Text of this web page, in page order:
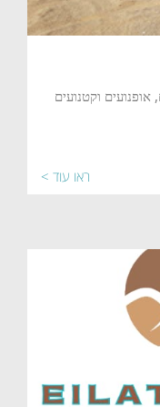
וקטנועים
ראו עוד >